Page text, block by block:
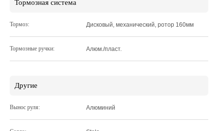
Тормозная система
Тормоз: Дисковый, механический, ротор 160мм
Тормозные ручки: Алюм./пласт.
Другие
Вынос руля: Алюминий